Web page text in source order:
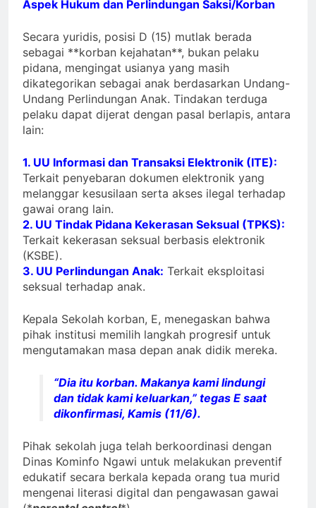
Aspek Hukum dan Perlindungan Saksi/Korban
Secara yuridis, posisi D (15) mutlak berada
sebagai **korban kejahatan**, bukan pelaku
pidana, mengingat usianya yang masih
dikategorikan sebagai anak berdasarkan Undang-
Undang Perlindungan Anak. Tindakan terduga
pelaku dapat dijerat dengan pasal berlapis, antara
lain:
1. UU Informasi dan Transaksi Elektronik (ITE):
Terkait penyebaran dokumen elektronik yang
melanggar kesusilaan serta akses ilegal terhadap
gawai orang lain.
2. UU Tindak Pidana Kekerasan Seksual (TPKS):
Terkait kekerasan seksual berbasis elektronik
(KSBE).
3. UU Perlindungan Anak: Terkait eksploitasi
seksual terhadap anak.
Kepala Sekolah korban, E, menegaskan bahwa
pihak institusi memilih langkah progresif untuk
mengutamakan masa depan anak didik mereka.
“Dia itu korban. Makanya kami lindungi
dan tidak kami keluarkan,” tegas E saat
dikonfirmasi, Kamis (11/6).
Pihak sekolah juga telah berkoordinasi dengan
Dinas Kominfo Ngawi untuk melakukan preventif
edukatif secara berkala kepada orang tua murid
mengenai literasi digital dan pengawasan gawai